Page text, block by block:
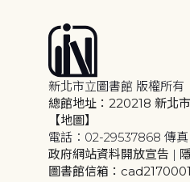
新北市立圖書館 版權所有
總館地址：220218 新北
【地圖】
電話：02-29537868 傳
政府網站資料開放宣告 |
圖書館信箱：